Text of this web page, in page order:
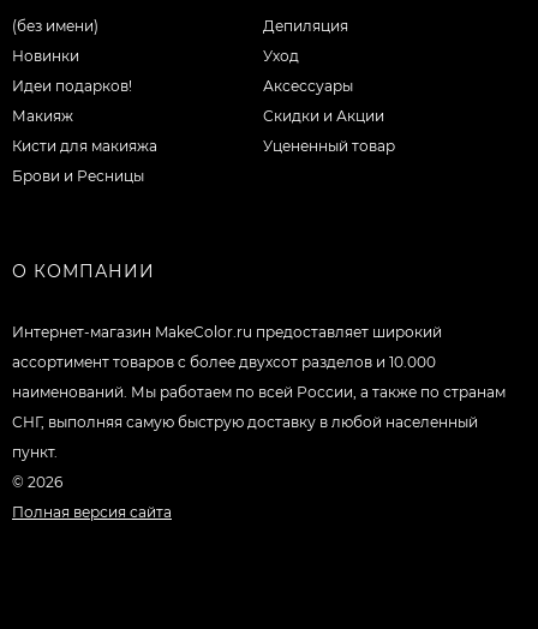
(без имени)
Новинки
Идеи подарков!
Макияж
Кисти для макияжа
Брови и Ресницы
Депиляция
Уход
Аксессуары
Скидки и Акции
Уцененный товар
О КОМПАНИИ
Интернет-магазин MakeColor.ru предоставляет широкий
ассортимент товаров c более двухсот разделов и 10.000
наименований. Мы работаем по всей России, а также по странам
СНГ, выполняя самую быструю доставку в любой населенный
пункт.
© 2026
Полная версия сайта